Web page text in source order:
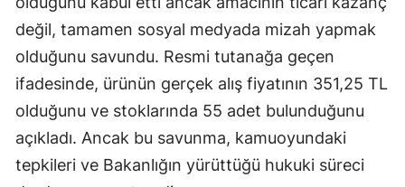
Nevşehir
Niğde
Ordu
Rize
değil, tamamen sosyal medyada mizah yapmak
olduğunu savundu. Resmi tutanağa geçen
ifadesinde, ürünün gerçek alış fiyatının 351,25 TL
olduğunu ve stoklarında 55 adet bulunduğunu
açıkladı. Ancak bu savunma, kamuoyundaki
tepkileri ve Bakanlığın yürüttüğü hukuki süreci